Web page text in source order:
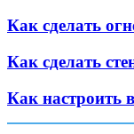
Как сделать
Как сделать
Как настроить